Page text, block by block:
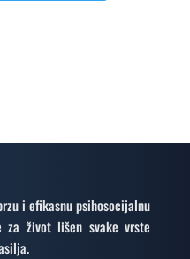
i efikasnu psihosocijalnu
život lišen svake vrste